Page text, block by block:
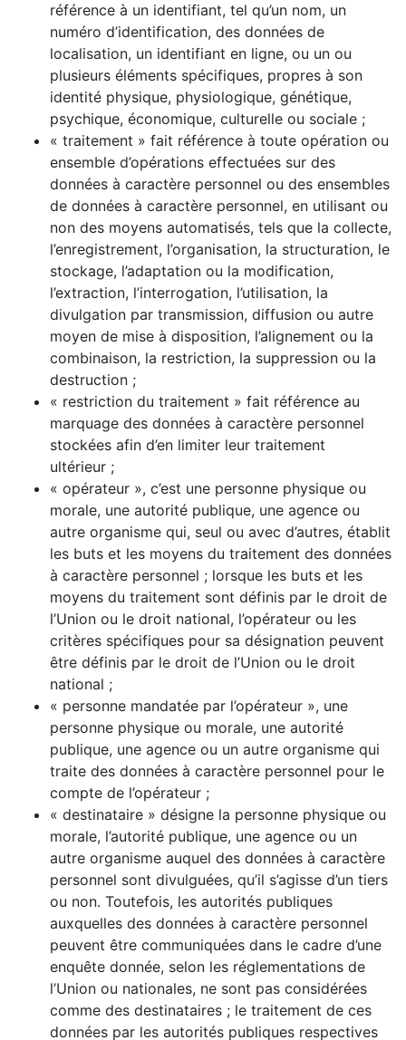
référence à un identifiant, tel qu’un nom, un
numéro d’identification, des données de
localisation, un identifiant en ligne, ou un ou
plusieurs éléments spécifiques, propres à son
identité physique, physiologique, génétique,
psychique, économique, culturelle ou sociale ;
« traitement » fait référence à toute opération ou
ensemble d’opérations effectuées sur des
données à caractère personnel ou des ensembles
de données à caractère personnel, en utilisant ou
non des moyens automatisés, tels que la collecte,
l’enregistrement, l’organisation, la structuration, le
stockage, l’adaptation ou la modification,
l’extraction, l’interrogation, l’utilisation, la
divulgation par transmission, diffusion ou autre
moyen de mise à disposition, l’alignement ou la
combinaison, la restriction, la suppression ou la
destruction ;
« restriction du traitement » fait référence au
marquage des données à caractère personnel
stockées afin d’en limiter leur traitement
ultérieur ;
« opérateur », c’est une personne physique ou
morale, une autorité publique, une agence ou
autre organisme qui, seul ou avec d’autres, établit
les buts et les moyens du traitement des données
à caractère personnel ; lorsque les buts et les
moyens du traitement sont définis par le droit de
l’Union ou le droit national, l’opérateur ou les
critères spécifiques pour sa désignation peuvent
être définis par le droit de l’Union ou le droit
national ;
« personne mandatée par l’opérateur », une
personne physique ou morale, une autorité
publique, une agence ou un autre organisme qui
traite des données à caractère personnel pour le
compte de l’opérateur ;
« destinataire » désigne la personne physique ou
morale, l’autorité publique, une agence ou un
autre organisme auquel des données à caractère
personnel sont divulguées, qu’il s’agisse d’un tiers
ou non. Toutefois, les autorités publiques
auxquelles des données à caractère personnel
peuvent être communiquées dans le cadre d’une
enquête donnée, selon les réglementations de
l’Union ou nationales, ne sont pas considérées
comme des destinataires ; le traitement de ces
données par les autorités publiques respectives